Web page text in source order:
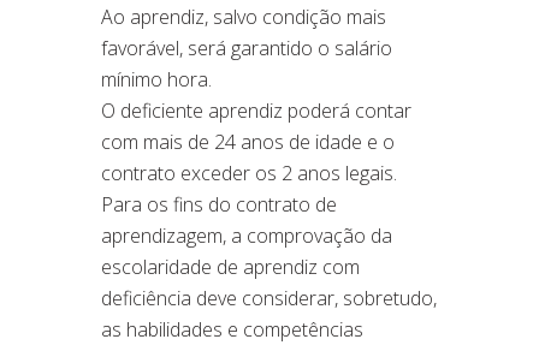
Ao aprendiz, salvo condição mais
favorável, será garantido o salário
mínimo hora.
O deficiente aprendiz poderá contar
com mais de 24 anos de idade e o
contrato exceder os 2 anos legais.
Para os fins do contrato de
aprendizagem, a comprovação da
escolaridade de aprendiz com
deficiência deve considerar, sobretudo,
as habilidades e competências